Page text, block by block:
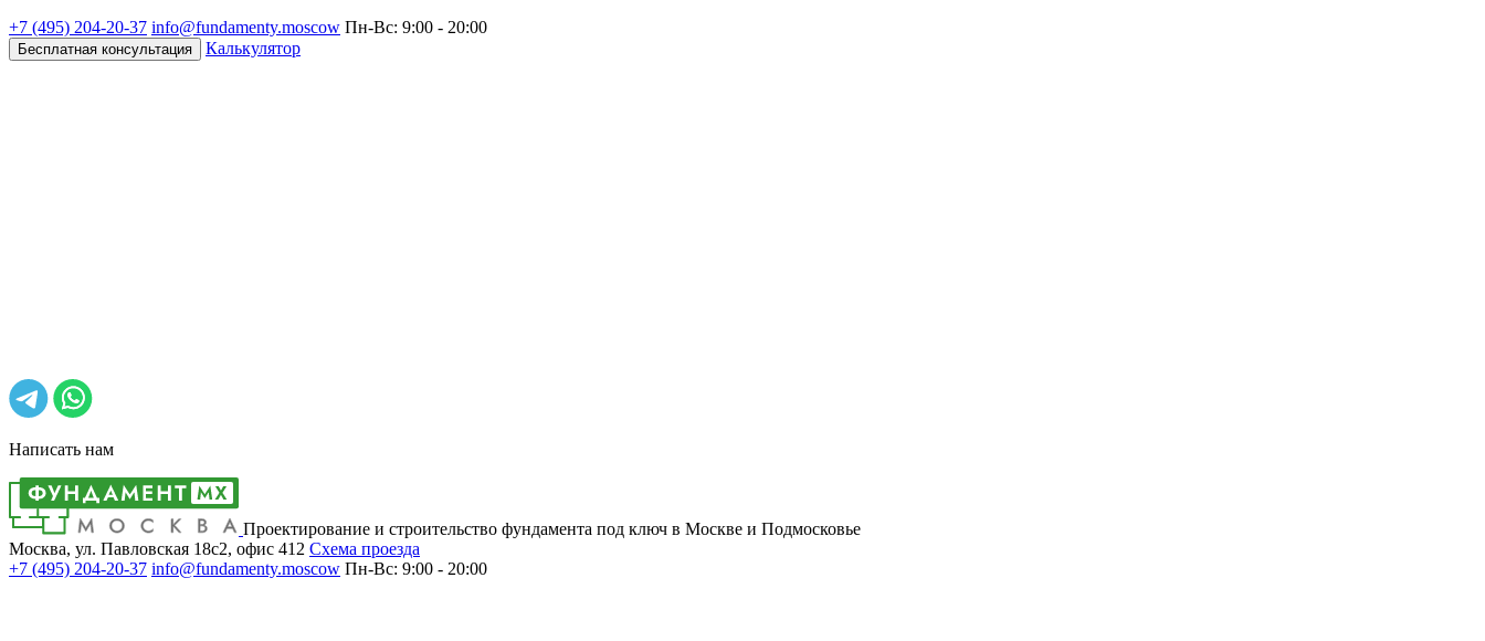
+7 (495) 204-20-37 info@fundamenty.moscow Пн-Вс: 9:00 - 20:00
Бесплатная консультация Калькулятор
Написать нам
Проектирование и строительство фундамента под ключ в Москве и Подмосковье
Москва, ул. Павловская 18с2, офис 412 Cхема проезда
+7 (495) 204-20-37 info@fundamenty.moscow Пн-Вс: 9:00 - 20:00